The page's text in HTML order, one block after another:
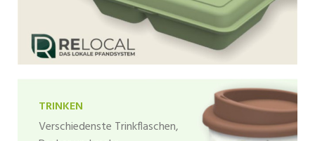
TRINKEN
Verschiedenste Trinkflaschen,